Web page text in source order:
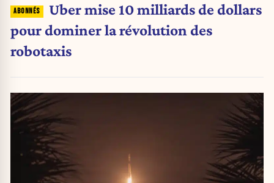
Uber mise 10 milliards de dollars
pour dominer la révolution des
robotaxis